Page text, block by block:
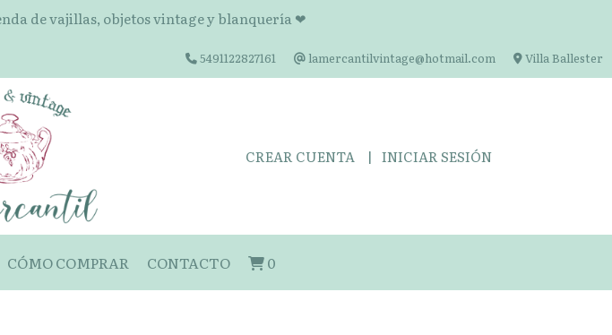
de vajillas, objetos vintage y blanquería ❤
5491122827161 lamercantilvintage@hotmail.com Villa Ballester
CREAR CUENTA INICIAR SESIÓN
CÓMO COMPRAR CONTACTO 0